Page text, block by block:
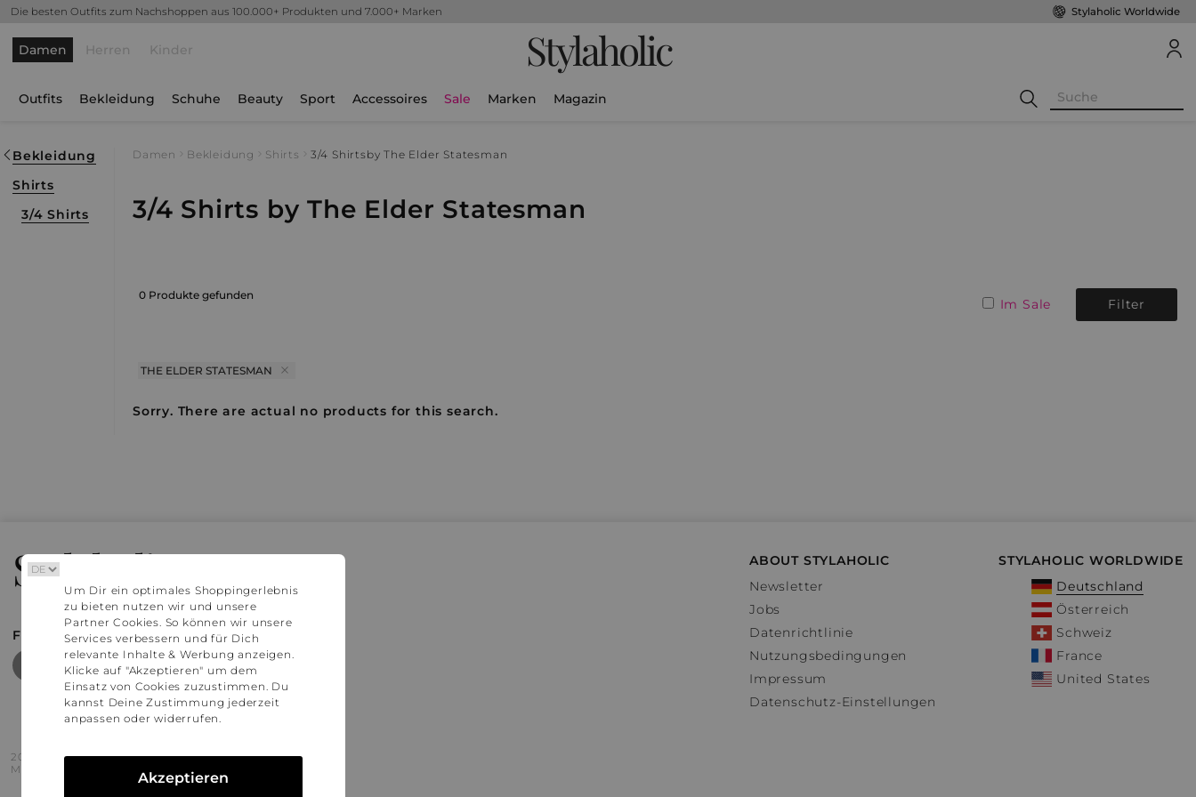
Die besten Outfits zum Nachshoppen aus 100.000+ Produkten und 7.000+ Marken Stylaholic Worldwide
Damen Herren Kinder Stylaholic
Outfits Bekleidung Schuhe Beauty Sport Accessoires Sale Marken Magazin
Bekleidung
Shirts
3/4 Shirts
Damen Bekleidung Shirts 3/4 Shirtsby The Elder Statesman
3/4 Shirts by The Elder Statesman
0 Produkte gefunden
Im Sale Filter
THE ELDER STATESMAN
Sorry. There are actual no products for this search.
Stylaholic
FIND MORE INSPIRATION
ABOUT STYLAHOLIC
Newsletter
Jobs
Datenrichtlinie
Nutzungsbedingungen
Impressum
Datenschutz-Einstellungen
STYLAHOLIC WORLDWIDE
Deutschland
Österreich
Schweiz
France
United States
2016 - 2026 © Stylaholic.
Made for you with love in munich.
Um Dir ein optimales Shoppingerlebnis
zu bieten nutzen wir und unsere
Partner Cookies. So können wir unsere
Services verbessern und für Dich
relevante Inhalte & Werbung anzeigen.
Klicke auf "Akzeptieren" um dem
Einsatz von Cookies zuzustimmen. Du
kannst Deine Zustimmung jederzeit
anpassen oder widerrufen.
Akzeptieren